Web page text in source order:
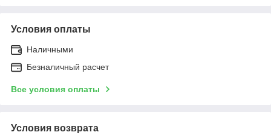
Условия оплаты
Наличными
Безналичный расчет
Все условия оплаты
Условия возврата